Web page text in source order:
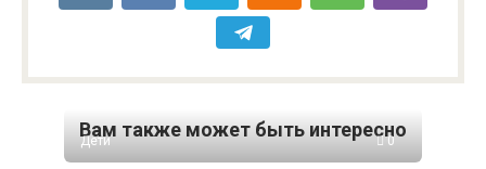
Вам также может быть интересно
Дети 0